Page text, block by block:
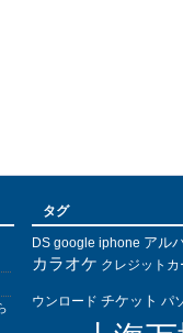
タグ
DS google iphone アル
カラオケ クレジットカ
ウンロード チケット パ